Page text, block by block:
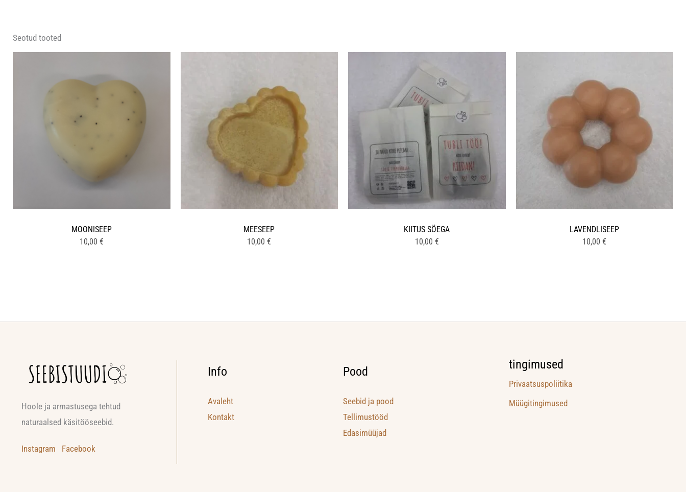
Seotud tooted
MOONISEEP
10,00 €
MEESEEP
10,00€
KIITUS SÖEGA
10,00 €
LAVENDLISEEP
10,00€
Hoole ja armastusega tehtud
naturaalsed käsitööseebid.
Instagram Facebook
Info
Avaleht
Kontakt
Pood
Seebid ja pood
Tellimustööd
Edasimüüjad
tingimused
Privaatsuspoliitika
Müügitingimused